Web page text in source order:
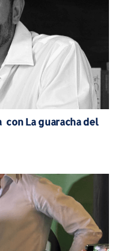
con La guaracha del